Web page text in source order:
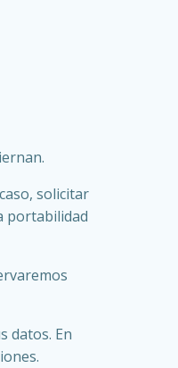
solicitar
portabilidad
datos. En